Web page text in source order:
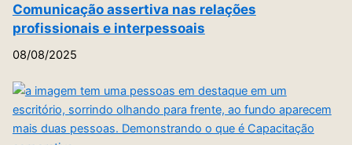
Comunicação assertiva nas relações
profissionais e interpessoais
08/08/2025